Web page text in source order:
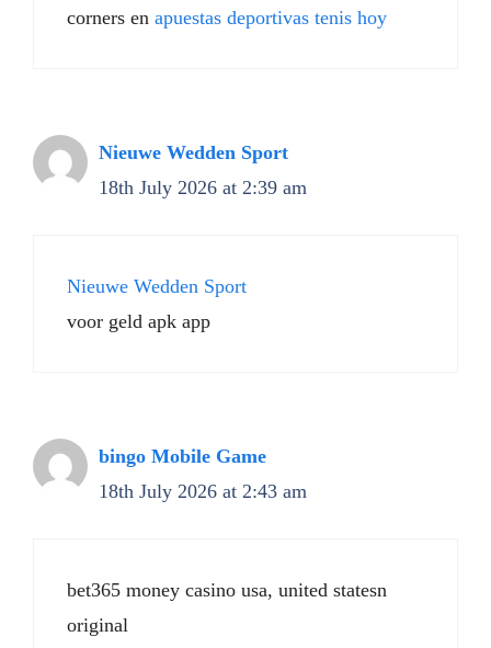
corners en apuestas deportivas tenis hoy
Nieuwe Wedden Sport
18th July 2026 at 2:39 am
Nieuwe Wedden Sport
voor geld apk app
bingo Mobile Game
18th July 2026 at 2:43 am
bet365 money casino usa, united statesn
original